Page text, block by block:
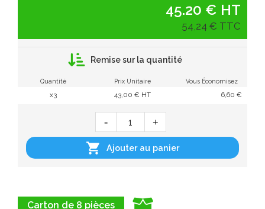
Carton de 8 pièces
45.20 € HT
54,24 € TTC
Remise sur la quantité
Quantité Prix Unitaire Vous Économisez
x3 43,00 € HT 6,60 €
 Ajouter au panier